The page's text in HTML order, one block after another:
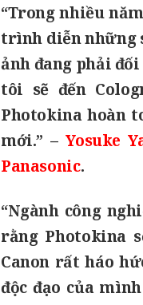
“Trong nhiều
trình diễn những
ảnh đang phải
tôi sẽ đến
Photokina hoàn
mới.”–Yosuke
Panasonic.
“Ngành công
rằng Photokina
Canon rất háo
độc đạo của